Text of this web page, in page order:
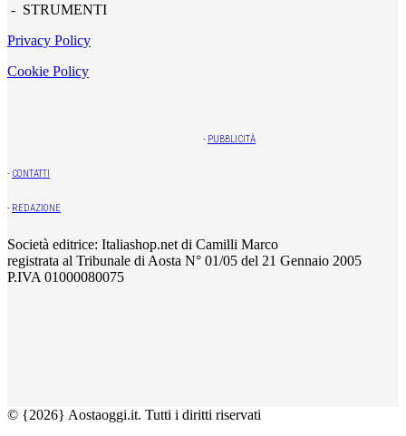
- STRUMENTI
Privacy Policy
Cookie Policy
- PUBBLICITÀ
- CONTATTI
- REDAZIONE
Società editrice: Italiashop.net di Camilli Marco
registrata al Tribunale di Aosta N° 01/05 del 21 Gennaio 2005
P.IVA 01000080075
© {2026} Aostaoggi.it. Tutti i diritti riservati